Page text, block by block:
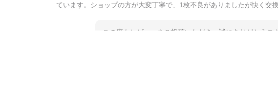
ています。ショップの方が大変丁寧で、1枚不良がありましたが快く交
この度もレビューをご投稿いただき、誠にありがとう